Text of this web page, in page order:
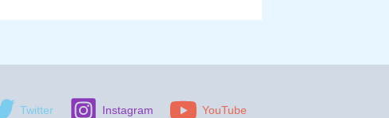
Twitter Instagram YouTube